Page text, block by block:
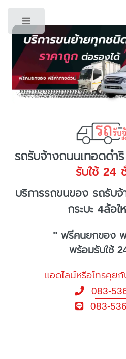
รถรับจ้างถนนเทอดดำ
รับใช้ 24
บริการรถขนของ รถรับ
กระบะ 4ล้อ
" ฟรีคนยกของ
พร้อมรับใช้
แอดไลน์หรือโทรคุย
083-
083-
Toggle